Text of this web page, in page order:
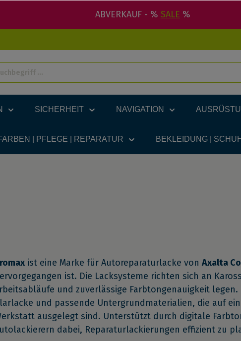
ABVERKAUF - % SALE %
SICHERHEIT NAVIGATION
| PFLEGE | REPARATUR BEKLEIDUNG |
ist eine Marke für Autoreparaturlacke von Axalta
ist. Die Lacksysteme richten sich an
und zuverlässige Farbtongenauigkeit
und passende Untergrundmaterialien, die auf
ausgelegt sind. Unterstützt durch digitale
dabei, Reparaturlackierungen effizient zu